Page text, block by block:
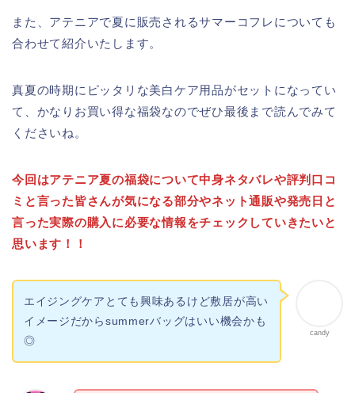
また、アテニアで夏に販売されるサマーコフレについても
合わせて紹介いたします。
真夏の時期にピッタリな美白ケア用品がセットになってい
て、かなりお買い得な福袋なのでぜひ最後まで読んでみて
くださいね。
今回はアテニア夏の福袋について中身ネタバレや評判口コ
ミと言った皆さんが気になる部分やネット通販や発売日と
言った実際の購入に必要な情報をチェックしていきたいと
思います！！
candy
エイジングケアとても興味あるけど敷居が高い
イメージだからsummerバッグはいい機会かも
◎